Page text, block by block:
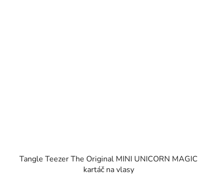
Tangle Teezer The Original MINI UNICORN MAGIC
kartáč na vlasy